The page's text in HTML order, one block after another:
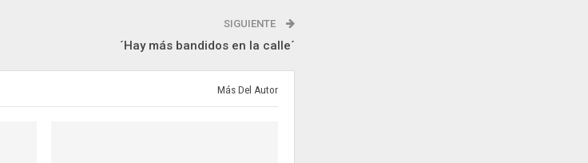
SIGUIENTE
´Hay más bandidos en la calle´
Más Del Autor